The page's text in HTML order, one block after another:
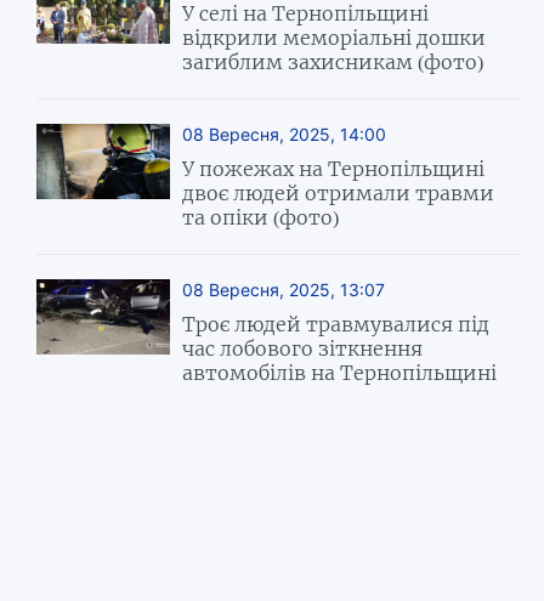
У селі на Тернопільщині
відкрили меморіальні дошки
загиблим захисникам (фото)
08 Вересня, 2025, 14:00
У пожежах на Тернопільщині
двоє людей отримали травми
та опіки (фото)
08 Вересня, 2025, 13:07
Троє людей травмувалися під
час лобового зіткнення
автомобілів на Тернопільщині